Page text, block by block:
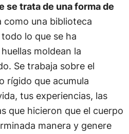
se trata de una forma de
como una biblioteca
lo que se ha
moldean la
Se trabaja sobre el
rígido que acumula
tus experiencias, las
que hicieron que el cuerpo
manera y genere